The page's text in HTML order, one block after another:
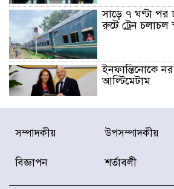
সাড়ে ৭ ঘণ্টা পর
রুটে ট্রেন চলাচল
ইনফান্তিনোকে
আল্টিমেটাম
দেশে ভারি বৃষ্টির
জেলায় বন্যার
সম্পাদকীয় উপসম্পাদকীয়
বিজ্ঞাপন শর্তাবলী